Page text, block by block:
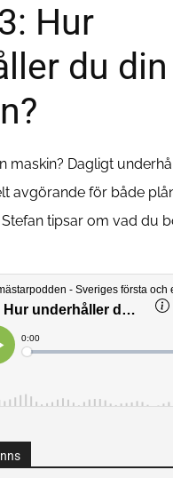
Hur
du din
maskin? Dagligt
avgörande för både
tipsar om vad du